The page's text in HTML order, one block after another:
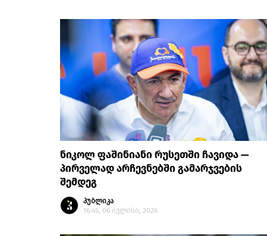
ნიკოლ ფაშინიანი რუსეთში ჩავიდა —
პირველად არჩევნებში გამარჯვების
შემდეგ
პუბლიკა
16:45, 06 ივლისი, 2026